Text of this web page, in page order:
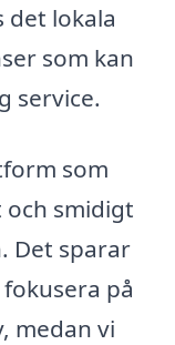
det lokala
som kan
service.
som
och smidigt
Det sparar
på
medan vi